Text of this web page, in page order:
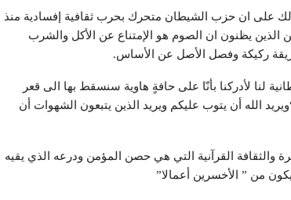
على ان حزب الشيطان متحرك بحرب ثقافية إفسادية منذ
يظنون ان الصوم هو الإمتناع عن الأكل والشرب
ركيكة وفصل الأصل عن الأساس.
لنا لأدركنا بأنّا على حافةٍ هاوية سنسقط بها الى قعر
الله أن يتوب عليكم ويريد الذين يتبعون الشهوات أن
والثقافة القرآنية التي هي حصن المؤمن ودرعه الذي يقيه
من ” الأخسرين أعمالا”